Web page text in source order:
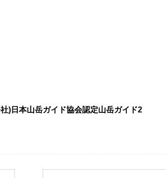
日本山岳ガイド協会認定山岳ガイド2